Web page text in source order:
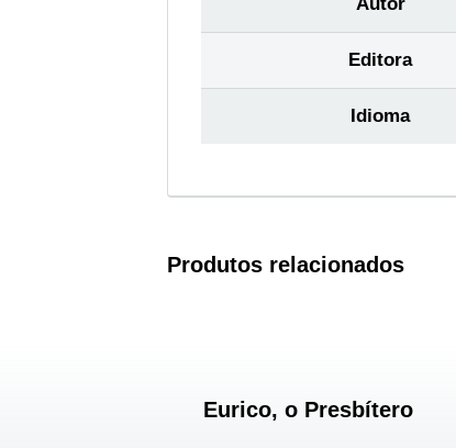
Editora
Idioma
Produtos relacionados
Eurico, o Presbítero